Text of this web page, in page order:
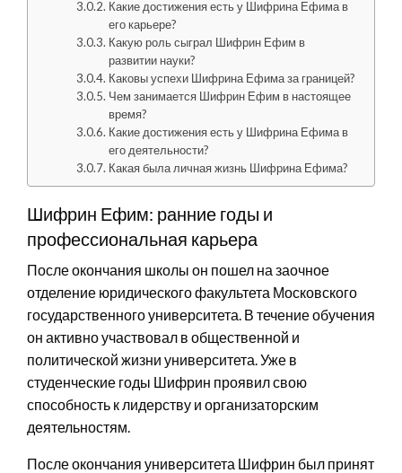
Какие достижения есть у Шифрина Ефима в
его карьере?
Какую роль сыграл Шифрин Ефим в
развитии науки?
Каковы успехи Шифрина Ефима за границей?
Чем занимается Шифрин Ефим в настоящее
время?
Какие достижения есть у Шифрина Ефима в
его деятельности?
Какая была личная жизнь Шифрина Ефима?
Шифрин Ефим: ранние годы и
профессиональная карьера
После окончания школы он пошел на заочное
отделение юридического факультета Московского
государственного университета. В течение обучения
он активно участвовал в общественной и
политической жизни университета. Уже в
студенческие годы Шифрин проявил свою
способность к лидерству и организаторским
деятельностям.
После окончания университета Шифрин был принят